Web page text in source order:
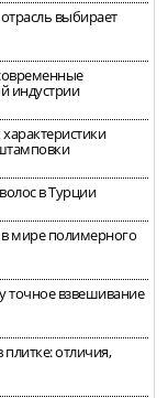
выбирает
индустрии
в Турции
мире полимерного
точное взвешивание
отличия,